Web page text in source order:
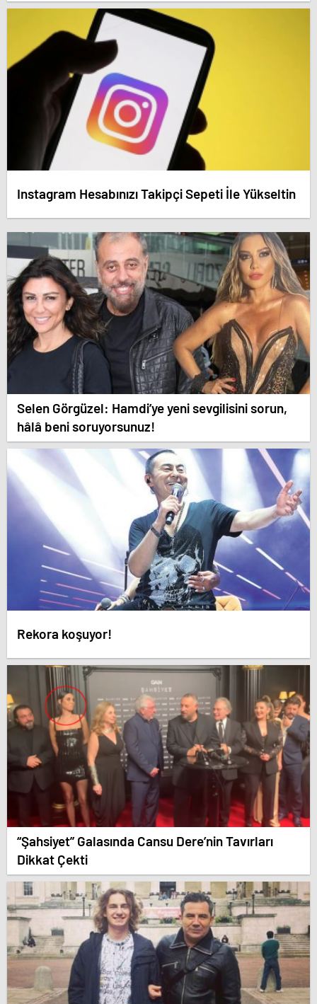
dedirten savunma! – Antalya haberleri
Instagram Hesabınızı Takipçi Sepeti İle Yükseltin
Selen Görgüzel: Hamdi’ye yeni sevgilisini sorun,
hâlâ beni soruyorsunuz!
Rekora koşuyor!
“Şahsiyet” Galasında Cansu Dere’nin Tavırları
Dikkat Çekti